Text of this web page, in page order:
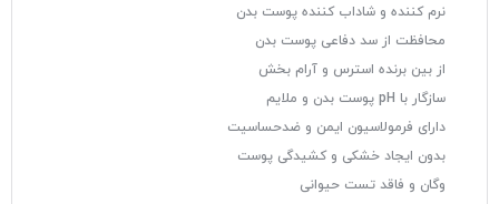
نرم کننده و شاداب کننده پوست بدن
محافظت از سد دفاعی پوست بدن
از بین برنده استرس و آرام بخش
سازگار با pH پوست بدن و ملایم
دارای فرمولاسیون ایمن و ضدحساسیت
بدون ایجاد خشکی و کشیدگی پوست
وگان و فاقد تست حیوانی